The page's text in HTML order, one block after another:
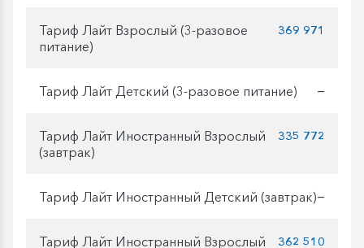
Тариф Лайт Взрослый (3-разовое
питание)
369 971
Тариф Лайт Детский (3-разовое питание) —
Тариф Лайт Иностранный Взрослый
(завтрак)
335 772
Тариф Лайт Иностранный Детский (завтрак)—
Тариф Лайт Иностранный Взрослый
362 510